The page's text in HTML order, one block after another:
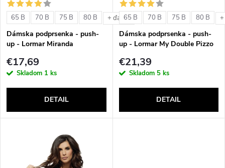
e
p
r
d
s
p
r
o
d
65 B 70 B 75 B 80 B + ďalšie
Dámska podprsenka - push-
up - Lormar Miranda
€17,69
Skladom 1 ks
DETAIL
65 B 70 B 75 B 80 B
Dámska podprsenka - push-
up - Lormar My Double Pizzo
€21,39
Skladom 5 ks
DETAIL